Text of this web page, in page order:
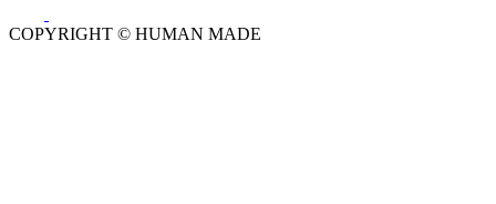
COPYRIGHT © HUMAN MADE